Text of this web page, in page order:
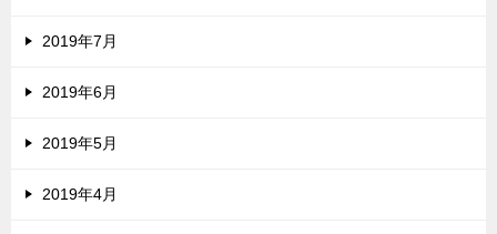
2019年7月
2019年6月
2019年5月
2019年4月